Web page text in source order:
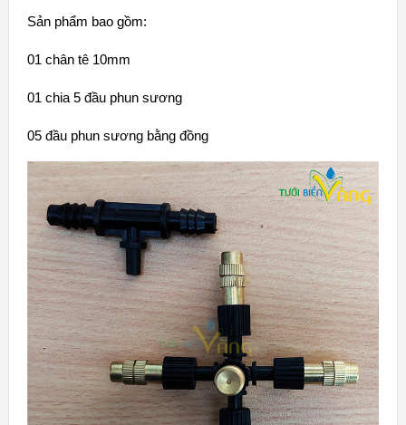
Sản phẩm bao gồm:
01 chân tê 10mm
01 chia 5 đầu phun sương
05 đầu phun sương bằng đồng